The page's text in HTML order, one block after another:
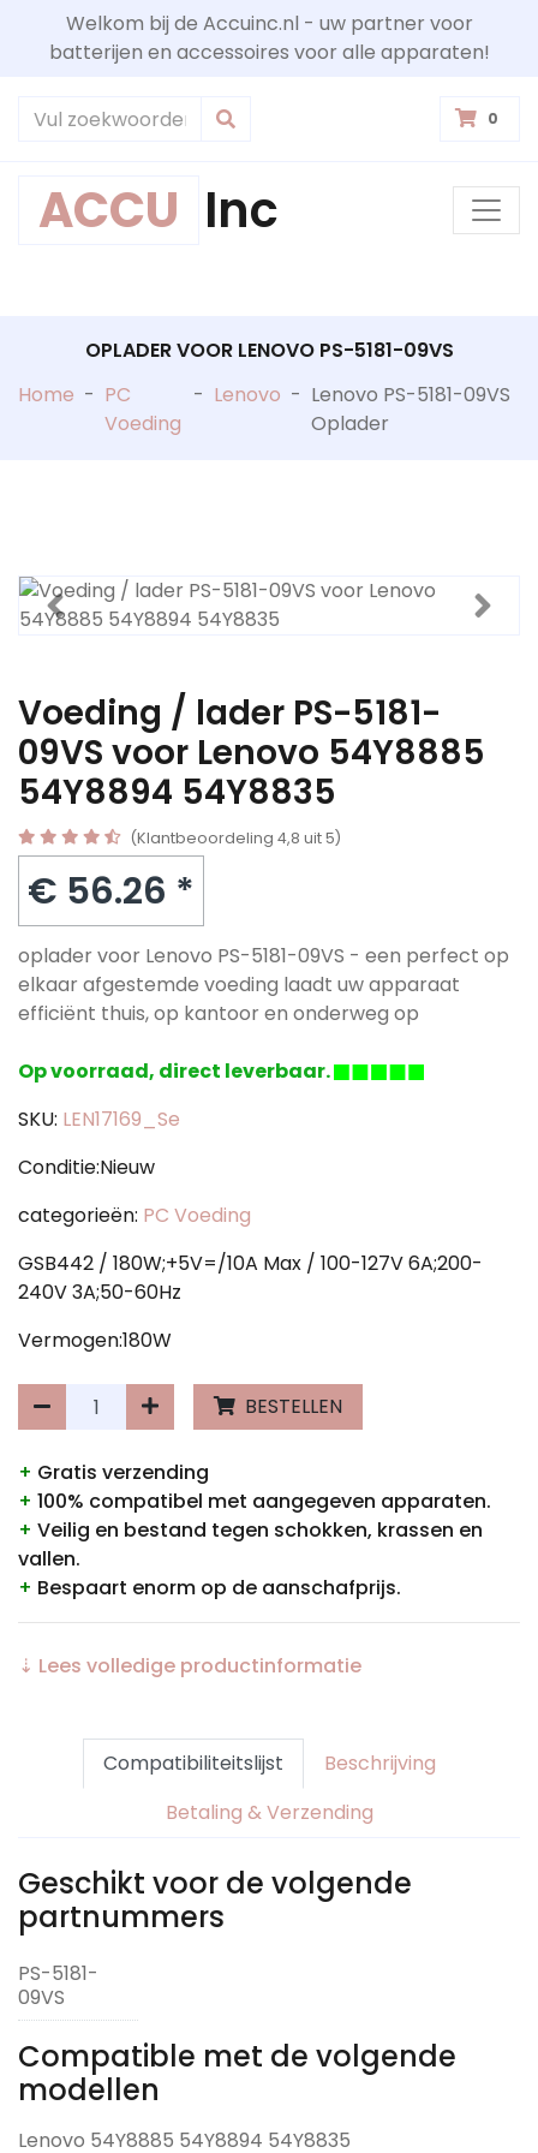
Welkom bij de Accuinc.nl - uw partner voor
batterijen en accessoires voor alle apparaten!
0
ACCU Inc
OPLADER VOOR LENOVO PS-5181-09VS
Home - PC
Voeding
- Lenovo - Lenovo PS-5181-09VS
Oplader
Voeding / lader PS-5181-
09VS voor Lenovo 54Y8885
54Y8894 54Y8835
(Klantbeoordeling 4,8 uit 5)
€ 56.26 *
oplader voor Lenovo PS-5181-09VS - een perfect op
elkaar afgestemde voeding laadt uw apparaat
efficiënt thuis, op kantoor en onderweg op
Op voorraad, direct leverbaar.
SKU: LEN17169_Se
Conditie:Nieuw
categorieën: PC Voeding
GSB442 / 180W;+5V=/10A Max / 100-127V 6A;200-
240V 3A;50-60Hz
Vermogen:180W
BESTELLEN
+ Gratis verzending
+ 100% compatibel met aangegeven apparaten.
+ Veilig en bestand tegen schokken, krassen en
vallen.
+ Bespaart enorm op de aanschafprijs.
⇣ Lees volledige productinformatie
Compatibiliteitslijst
Beschrijving
Betaling & Verzending
Geschikt voor de volgende
partnummers
PS-5181-
09VS
Compatible met de volgende
modellen
Lenovo 54Y8885 54Y8894 54Y8835